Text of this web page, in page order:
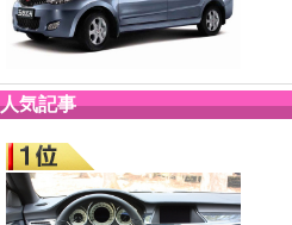
人気記事